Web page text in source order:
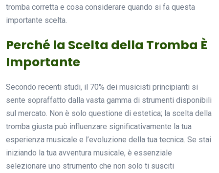
tromba corretta e cosa considerare quando si fa questa
importante scelta.
Perché la Scelta della Tromba È
Importante
Secondo recenti studi, il 70% dei musicisti principianti si
sente sopraffatto dalla vasta gamma di strumenti disponibili
sul mercato. Non è solo questione di estetica; la scelta della
tromba giusta può influenzare significativamente la tua
esperienza musicale e l’evoluzione della tua tecnica. Se stai
iniziando la tua avventura musicale, è essenziale
selezionare uno strumento che non solo ti susciti